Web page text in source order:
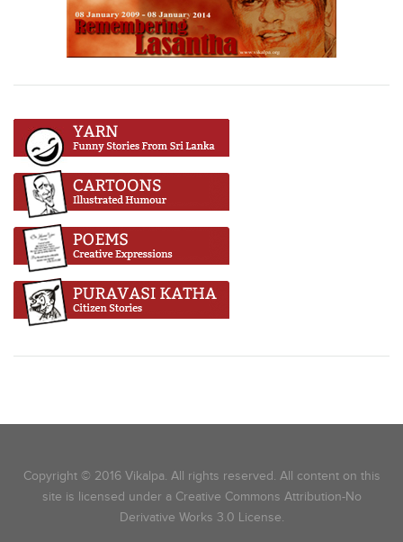
Copyright © 2016 Vikalpa. All rights reserved. All content on this
site is licensed under a Creative Commons Attribution-No
Derivative Works 3.0 License.